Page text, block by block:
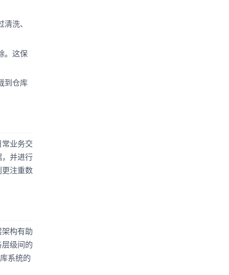
洗、
。这保
到仓库
业务交
并进行
注重数
构有助
级间的
系统的